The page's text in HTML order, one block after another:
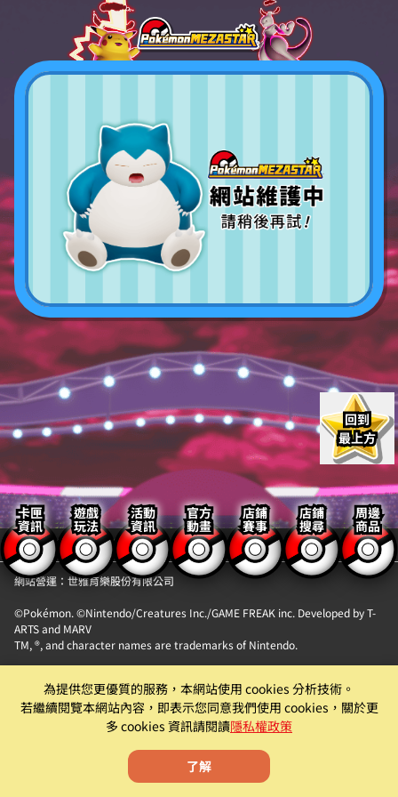
卡匣
資訊
遊戲
玩法
活動
資訊
官方
動畫
店鋪
賽事
店鋪
搜尋
周邊
商品
回到
最上方
【隱私權政策】 【聯絡我們】
網站營運：世雅育樂股份有限公司
©Pokémon. ©Nintendo/Creatures Inc./GAME FREAK inc. Developed by T-
ARTS and MARV
TM, ®, and character names are trademarks of Nintendo.
自動販賣機』卡片商品販售服務之自動販賣機。
遊戲僅為附屬功能。原廠及代理商均有權就該遊戲為內容調整、更新、優化或
下架等機具營運相關行為。
為提供您更優質的服務，本網站使用 cookies 分析技術。
若繼續閱覽本網站內容，即表示您同意我們使用 cookies，關於更
多 cookies 資訊請閱讀隱私權政策
了解